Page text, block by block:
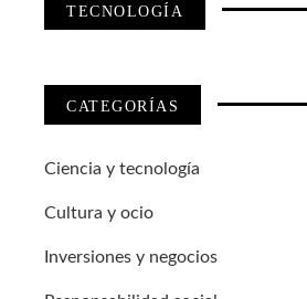
TECNOLOGÍA
CATEGORÍAS
Ciencia y tecnología
Cultura y ocio
Inversiones y negocios